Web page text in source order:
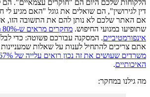
הלקוחות שלכם היום הם "חוקרים עצמאיים".
דין לגירושין", הם שואלים את גוגל "האם מגיע לי
אם האתר שלכם לא נותן להם את התשובה הזו, אז
שתופיעו במנועי החיפוש.
אינפורמטיביים. המסקנה עבורכם פשוטה: כדי
אתם צריכים להתחיל לענות על שאלות
האיכותיים.
מה גילנו במחקר: